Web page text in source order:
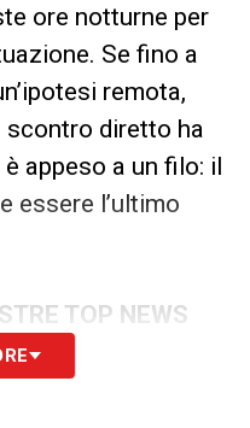
ore notturne per
Se fino a
remota,
scontro diretto ha
appeso a un filo: il
essere l’ultimo
TOP NEWS